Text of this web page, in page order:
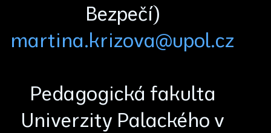
Bezpečí)
martina.krizova@upol.cz
Pedagogická fakulta
Univerzity Palackého v